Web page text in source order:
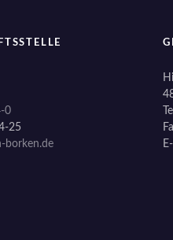
0
25
borken.de